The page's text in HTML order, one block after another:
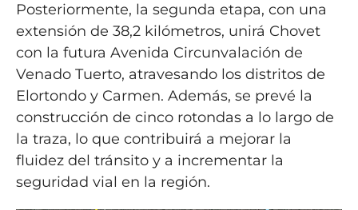
Posteriormente, la segunda etapa, con una
extensión de 38,2 kilómetros, unirá Chovet
con la futura Avenida Circunvalación de
Venado Tuerto, atravesando los distritos de
Elortondo y Carmen. Además, se prevé la
construcción de cinco rotondas a lo largo de
la traza, lo que contribuirá a mejorar la
fluidez del tránsito y a incrementar la
seguridad vial en la región.